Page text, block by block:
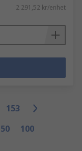
2 291,52 kr/enhet
153
50 100